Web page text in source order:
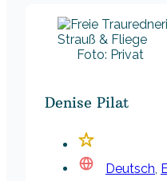
Foto: Privat
Denise Pilat
Deutsch,